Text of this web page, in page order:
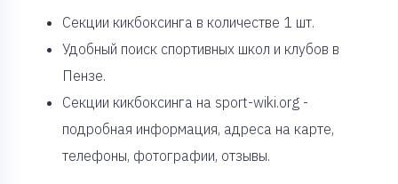
Cекции кикбоксинга в количестве 1 шт.
Удобный поиск спортивных школ и клубов в
Пензе.
Секции кикбоксинга на sport-wiki.org -
подробная информация, адреса на карте,
телефоны, фотографии, отзывы.